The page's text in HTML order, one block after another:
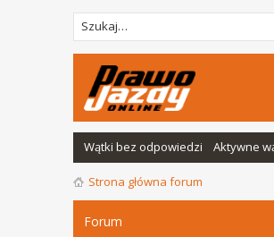
Wątki bez odpowiedzi Aktywne
Strona główna forum
Forum